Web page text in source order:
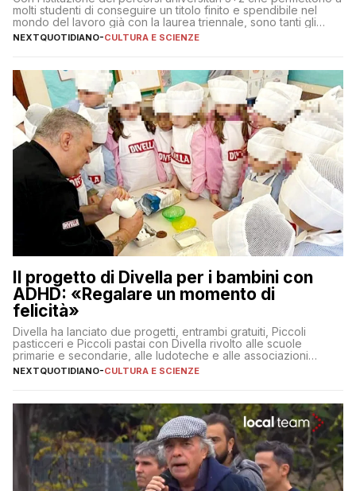
molti studenti di conseguire un titolo finito e spendibile nel
mondo del lavoro già con la laurea triennale, sono tanti gli
interrogativi che si pongono gli studenti una volta raggiunto
l’obiettivo di primo livello
NEXTQUOTIDIANO-CULTURA E SCIENZE
Il progetto di Divella per i bambini con
ADHD: «Regalare un momento di
felicità»
Divella ha lanciato due progetti, entrambi gratuiti, Piccoli
pasticceri e Piccoli pastai con Divella rivolto alle scuole
primarie e secondarie, alle ludoteche e alle associazioni
pugliesi che si occupano di bambini con ADHD
NEXTQUOTIDIANO-CULTURA E SCIENZE